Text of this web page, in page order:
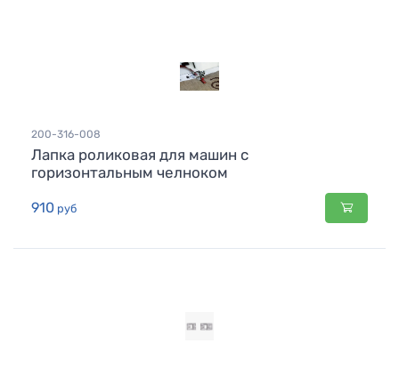
200-316-008
Лапка роликовая для машин с
горизонтальным челноком
910 руб